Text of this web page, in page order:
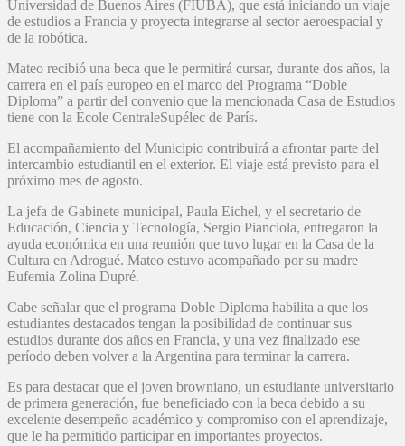
Universidad de Buenos Aires (FIUBA), que está iniciando un viaje
de estudios a Francia y proyecta integrarse al sector aeroespacial y
de la robótica.
Mateo recibió una beca que le permitirá cursar, durante dos años, la
carrera en el país europeo en el marco del Programa “Doble
Diploma” a partir del convenio que la mencionada Casa de Estudios
tiene con la École CentraleSupélec de París.
El acompañamiento del Municipio contribuirá a afrontar parte del
intercambio estudiantil en el exterior. El viaje está previsto para el
próximo mes de agosto.
La jefa de Gabinete municipal, Paula Eichel, y el secretario de
Educación, Ciencia y Tecnología, Sergio Pianciola, entregaron la
ayuda económica en una reunión que tuvo lugar en la Casa de la
Cultura en Adrogué. Mateo estuvo acompañado por su madre
Eufemia Zolina Dupré.
Cabe señalar que el programa Doble Diploma habilita a que los
estudiantes destacados tengan la posibilidad de continuar sus
estudios durante dos años en Francia, y una vez finalizado ese
período deben volver a la Argentina para terminar la carrera.
Es para destacar que el joven browniano, un estudiante universitario
de primera generación, fue beneficiado con la beca debido a su
excelente desempeño académico y compromiso con el aprendizaje,
que le ha permitido participar en importantes proyectos.